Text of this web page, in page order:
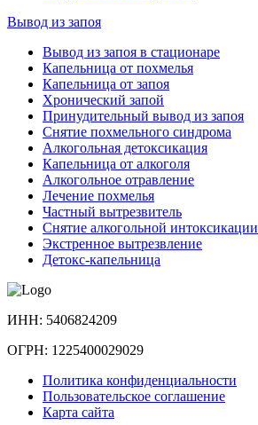
Вывод из запоя
Вывод из запоя в стационаре
Капельница от похмелья
Капельница от запоя
Хронический запой
Принудительный вывод из запоя
Снятие похмельного синдрома
Алкогольная детоксикация
Капельница от алкоголя
Алкогольное отравление
Лечение похмелья
Частный вытрезвитель
Снятие алкогольной интоксикации
Экстренное вытрезвление
Детокс-капельница
ИНН: 5406824209
ОГРН: 1225400029029
Политика конфиденциальности
Пользовательское соглашение
Карта сайта